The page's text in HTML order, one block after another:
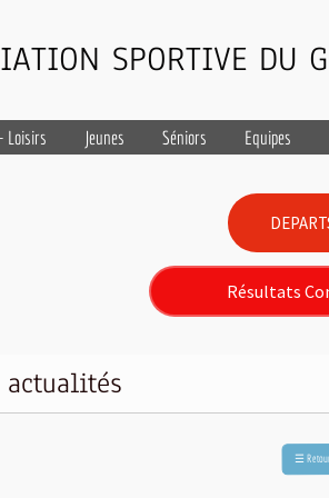
SPORTIVE DU
Loisirs Jeunes Séniors Equipes
Résultats
actualités
☰